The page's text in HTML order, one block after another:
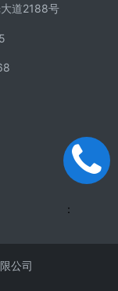
道2188号
公司
：